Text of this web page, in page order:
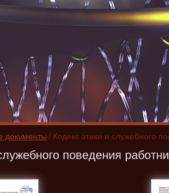
документы / Кодекс этики и служебного
поведения